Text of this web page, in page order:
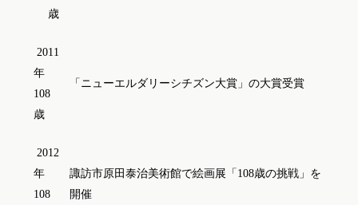
歳
2011
年
108
歳
「ニューエルダリーシチズン大賞」の大賞受賞
2012
年
108
諏訪市原田泰治美術館で絵画展「108歳の挑戦」を
開催